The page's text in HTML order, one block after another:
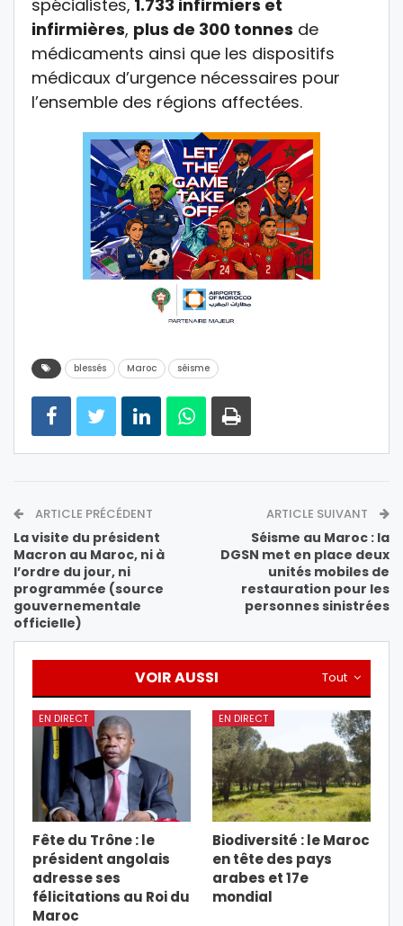
spécialistes, 1.733 infirmiers et
infirmières, plus de 300 tonnes de
médicaments ainsi que les dispositifs
médicaux d’urgence nécessaires pour
l’ensemble des régions affectées.
blessés Maroc séisme
ARTICLE PRÉCÉDENT
La visite du président
Macron au Maroc, ni à
l’ordre du jour, ni
programmée (source
gouvernementale
officielle)
ARTICLE SUIVANT
Séisme au Maroc : la
DGSN met en place deux
unités mobiles de
restauration pour les
personnes sinistrées
Tout
VOIR AUSSI
EN DIRECT
Fête du Trône : le
président angolais
adresse ses
félicitations au Roi du
Maroc
EN DIRECT
Biodiversité : le Maroc
en tête des pays
arabes et 17e
mondial